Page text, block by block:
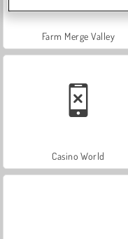
Farm Merge Valley
Casino World